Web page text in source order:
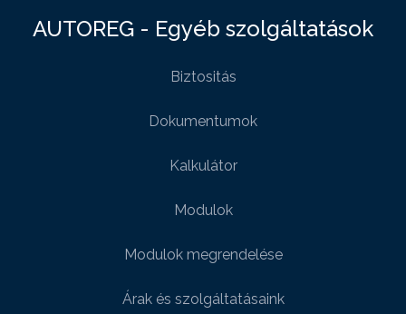
AUTOREG - Egyéb szolgáltatások
Biztositás
Dokumentumok
Kalkulátor
Modulok
Modulok megrendelése
Árak és szolgáltatásaink